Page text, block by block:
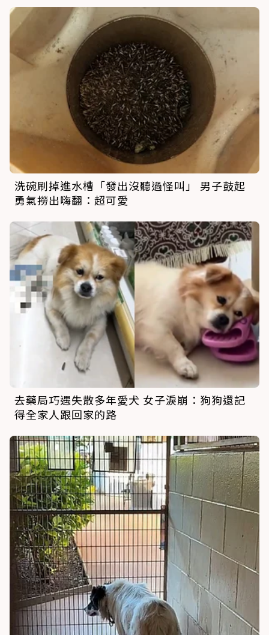
洗碗刷掉進水槽「發出沒聽過怪叫」 男子鼓起
勇氣撈出嗨翻：超可愛
去藥局巧遇失散多年愛犬 女子淚崩：狗狗還記
得全家人跟回家的路